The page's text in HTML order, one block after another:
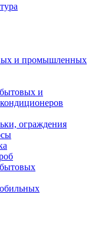
и промышленных
и
ограждения